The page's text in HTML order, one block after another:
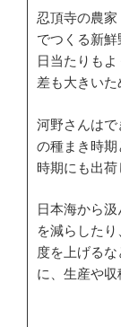
忍頂寺の農
でつくる新
日当たりも
差も大きいた
河野さんは
の種まき時
時期にも出荷
日本海から
を減らした
度を上げる
に、生産や収